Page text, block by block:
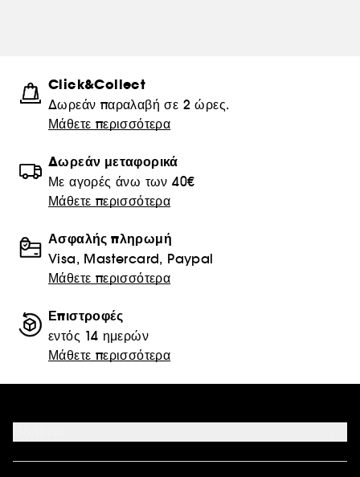
Click&Collect
Δωρεάν παραλαβή σε 2 ώρες.
Μάθετε περισσότερα
Δωρεάν μεταφορικά
Με αγορές άνω των 40€
Μάθετε περισσότερα
Ασφαλής πληρωμή
Visa, Mastercard, Paypal
Μάθετε περισσότερα
Επιστροφές
εντός 14 ημερών
Μάθετε περισσότερα
Επικοινωνήστε μαζί μας